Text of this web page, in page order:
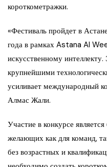
короткометражки.
«Фестиваль пройдет в
года в рамках Astana AI
искусственному
крупнейшими
усиливает международный
Алмас Жали.
Участие в конкурсе
желающих как для команд,
без возрастных и